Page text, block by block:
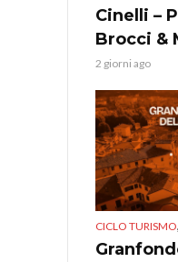
Cinelli –
Brocci &
2 giorni ago
CICLO TURISMO,